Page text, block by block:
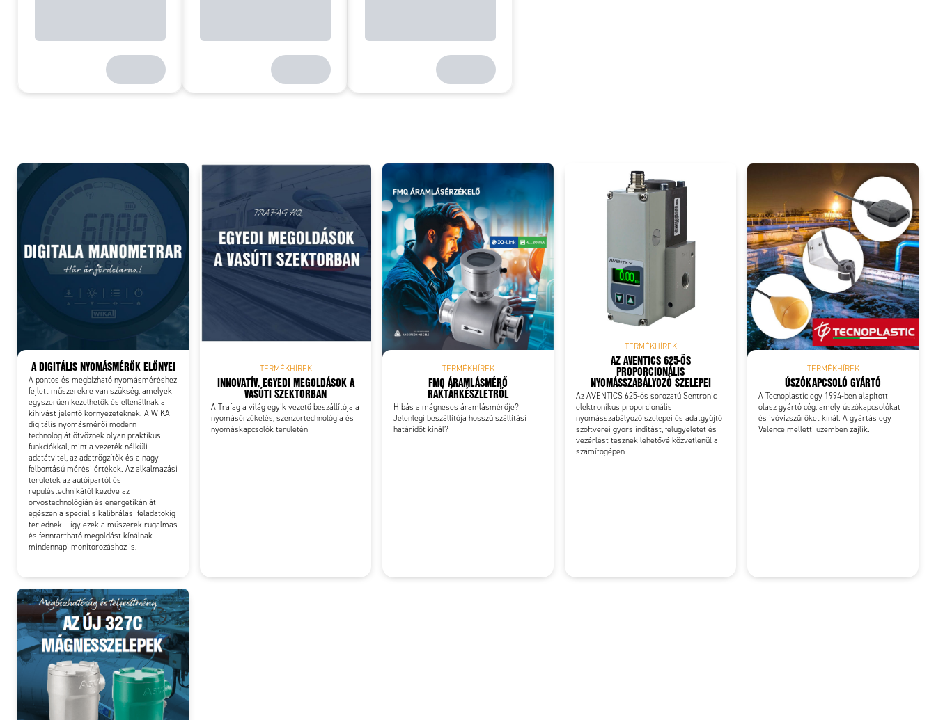
Add to existing cart row Add as new cart row
A DIGITÁLIS NYOMÁSMÉRŐK ELŐNYEI
A pontos és megbízható nyomásméréshez
fejlett műszerekre van szükség, amelyek
egyszerűen kezelhetők és ellenállnak a
kihívást jelentő környezeteknek. A WIKA
digitális nyomásmérői modern
technológiát ötvöznek olyan praktikus
funkciókkal, mint a vezeték nélküli
adatátvitel, az adatrögzítők és a nagy
felbontású mérési értékek. Az alkalmazási
területek az autóipartól és
repüléstechnikától kezdve az
orvostechnológián és energetikán át
egészen a speciális kalibrálási feladatokig
terjednek – így ezek a műszerek rugalmas
és fenntartható megoldást kínálnak
mindennapi monitorozáshoz is.
TERMÉKHÍREK
INNOVATÍV, EGYEDI MEGOLDÁSOK A
VASÚTI SZEKTORBAN
A Trafag a világ egyik vezető beszállítója a
nyomásérzékelés, szenzortechnológia és
nyomáskapcsolók területén
TERMÉKHÍREK
FMQ ÁRAMLÁSMÉRŐ
RAKTÁRKÉSZLETRŐL
Hibás a mágneses áramlásmérője?
Jelenlegi beszállítója hosszú szállítási
határidőt kínál?
TERMÉKHÍREK
AZ AVENTICS 625-ÖS
PROPORCIONÁLIS
NYOMÁSSZABÁLYOZÓ SZELEPEI
Az AVENTICS 625-ös sorozatú Sentronic
elektronikus proporcionális
nyomásszabályozó szelepei és adatgyűjtő
szoftverei gyors indítást, felügyeletet és
vezérlést tesznek lehetővé közvetlenül a
számítógépen
TERMÉKHÍREK
ÚSZÓKAPCSOLÓ GYÁRTÓ
A Tecnoplastic egy 1994-ben alapított
olasz gyártó cég, amely úszókapcsolókat
és ivóvízszűrőket kínál. A gyártás egy
Velence melletti üzemben zajlik.